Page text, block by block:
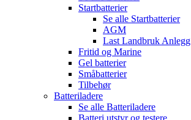
Startbatterier
Se alle Startbatterier
AGM
Last Landbruk Anlegg
Fritid og Marine
Gel batterier
Småbatterier
Tilbehør
Batteriladere
Se alle Batteriladere
Batteri utstyr og testere